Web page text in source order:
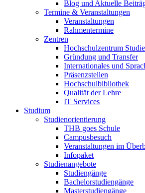
Blog und Aktuelle
Termine & Veranstaltungen
Veranstaltungen
Rahmentermine
Zentren
Hochschulzentrum
Gründung und Transfer
Internationales und
Präsenzstellen
Hochschulbibliothek
Qualität der Lehre
IT Services
Studium
Studienorientierung
THB goes Schule
Campusbesuch
Veranstaltungen im
Infopaket
Studienangebote
Studiengänge
Bachelorstudiengänge
Masterstudiengänge